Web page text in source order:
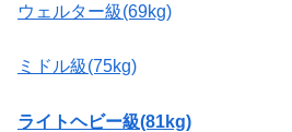
ウェルター級(69kg)
ミドル級(75kg)
ライトヘビー級(81kg)